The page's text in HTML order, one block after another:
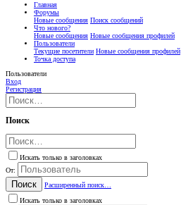
Главная
Форумы
Новые сообщения Поиск сообщений
Что нового?
Новые сообщения Новые сообщения профилей
Пользователи
Текущие посетители Новые сообщения профилей
Точка доступа
Пользователи
Вход
Регистрация
Поиск
Искать только в заголовках
От:
Поиск
Расширенный поиск…
Искать только в заголовках